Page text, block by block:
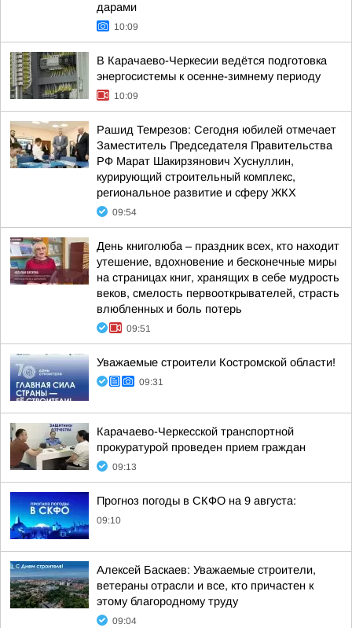
дарами
10:09
В Карачаево-Черкесии ведётся подготовка
энергосистемы к осенне-зимнему периоду
10:09
Рашид Темрезов: Сегодня юбилей отмечает
Заместитель Председателя Правительства
РФ Марат Шакирзянович Хуснуллин,
курирующий строительный комплекс,
региональное развитие и сферу ЖКХ
09:54
День книголюба – праздник всех, кто находит
утешение, вдохновение и бесконечные миры
на страницах книг, хранящих в себе мудрость
веков, смелость первооткрывателей, страсть
влюбленных и боль потерь
09:51
Уважаемые строители Костромской области!
09:31
Карачаево-Черкесской транспортной
прокуратурой проведен прием граждан
09:13
Прогноз погоды в СКФО на 9 августа:
09:10
Алексей Баскаев: Уважаемые строители,
ветераны отрасли и все, кто причастен к
этому благородному труду
09:04